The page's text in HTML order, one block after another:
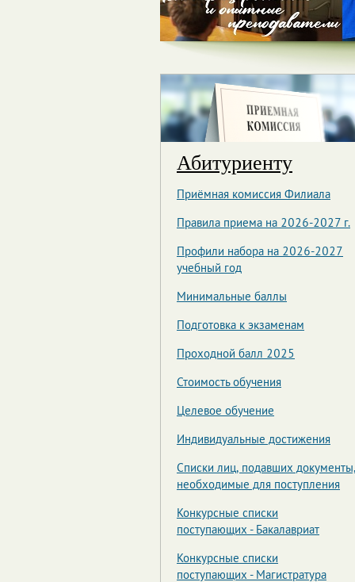
Абитуриенту
Приёмная комиссия Филиала
Правила приема на 2026-2027 г.
Профили набора на 2026-2027
учебный год
Минимальные баллы
Подготовка к экзаменам
Проходной балл 2025
Стоимость обучения
Целевое обучение
Индивидуальные достижения
Списки лиц, подавших документы,
необходимые для поступления
Конкурсные списки
поступающих - Бакалавриат
Конкурсные списки
поступающих - Магистратура
Страницы